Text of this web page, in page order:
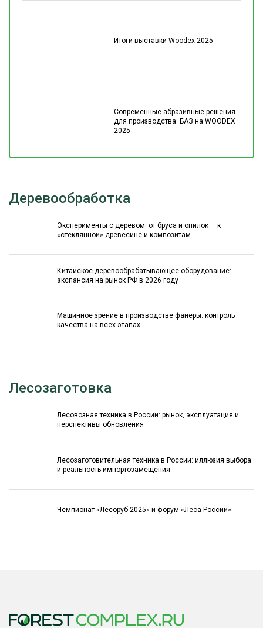
Итоги выставки Woodex 2025
Современные абразивные решения
для производства: БАЗ на WOODEX
2025
Деревообработка
Эксперименты с деревом: от бруса и опилок — к
«стеклянной» древесине и композитам
Китайское деревообрабатывающее оборудование:
экспансия на рынок РФ в 2026 году
Машинное зрение в производстве фанеры: контроль
качества на всех этапах
Лесозаготовка
Лесовозная техника в России: рынок, эксплуатация и
перспективы обновления
Лесозаготовительная техника в России: иллюзия выбора
и реальность импортозамещения
Чемпионат «Лесоруб-2025» и форум «Леса России»